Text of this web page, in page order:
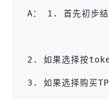
A： 1. 首先初步结
2. 如果选择按
3. 如果选择购买